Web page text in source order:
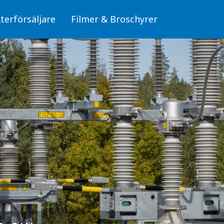
miljö och säkerhet
och
trafik
Fiber/OPTO
Skyltar för fiber (OPTO)
Stolpar för fiber (OPTO)
Filmer & Broschyrer
Skyltar
Skyltar för elanläggningar
Fiber/OPTO
Luftledning/Sambyggnad
Skyltar för hälsa, miljö och säkerhet
Skyltar för Fordonsladdning
Sjöfart, Kraftverksdammar och Pegelskalor